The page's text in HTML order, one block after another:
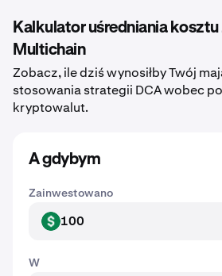
Kalkulator uśredniania
Multichain
Zobacz, ile dziś wynosiłby Twój
stosowania strategii DCA wobec
kryptowalut.
A gdybym
Zainwestowano
USD 100
W